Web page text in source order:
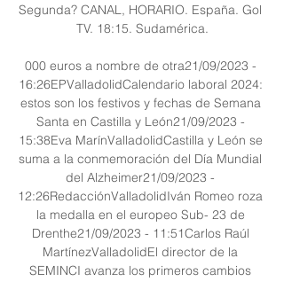
Segunda? CANAL, HORARIO. España. Gol
TV. 18:15. Sudamérica.
000 euros a nombre de otra21/09/2023 -
16:26EPValladolidCalendario laboral 2024:
estos son los festivos y fechas de Semana
Santa en Castilla y León21/09/2023 -
15:38Eva MarínValladolidCastilla y León se
suma a la conmemoración del Día Mundial
del Alzheimer21/09/2023 -
12:26RedacciónValladolidIván Romeo roza
la medalla en el europeo Sub- 23 de
Drenthe21/09/2023 - 11:51Carlos Raúl
MartínezValladolidEl director de la
SEMINCI avanza los primeros cambios